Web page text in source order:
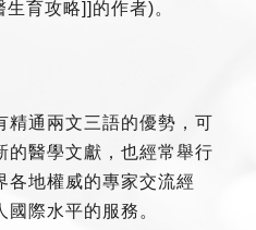
育攻略]]的作者)。
精通兩文三語的優勢，可
的醫學文獻，也經常舉行
各地權威的專家交流經
際水平的服務。